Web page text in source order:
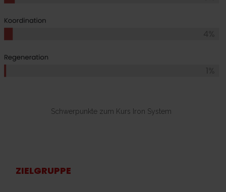
Schwerpunkte zum Kurs Iron System
ZIELGRUPPE